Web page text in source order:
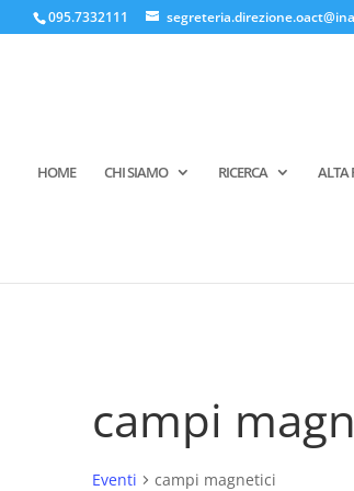
095.7332111
HOME CHI SIAMO RICERCA ALTA
campi
Eventi campi magnetici